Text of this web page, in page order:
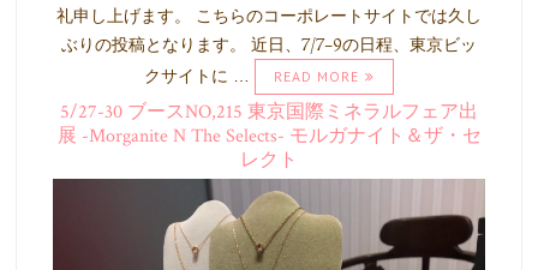
礼申し上げます。 こちらのコーポレートサイトでは久し
ぶりの投稿となります。 近日、7/7-9の日程、東京ビッ
クサイトに …
READ MORE
5/27-30 ブースNO,215 東京国際ミネラルフェア出
展 -Morganite N The Selects- モルガナイト＆ザ・セ
レクト